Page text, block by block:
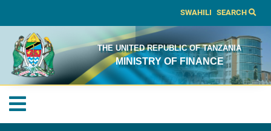
SWAHILI SEARCH
THE UNITED REPUBLIC OF TANZANIA
MINISTRY OF FINANCE